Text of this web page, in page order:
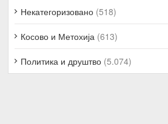
Некатегоризовано (518)
Косово и Метохија (613)
Политика и друштво (5.074)